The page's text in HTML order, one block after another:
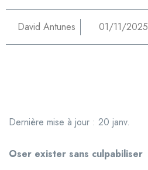
David Antunes 01/11/2025
Dernière mise à jour : 20 janv.
Oser exister sans culpabiliser